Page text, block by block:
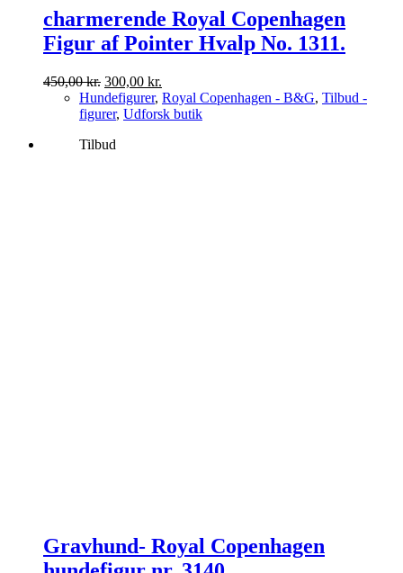
charmerende Royal Copenhagen
Figur af Pointer Hvalp No. 1311.
450,00kr. Den
oprindelige
pris
450,00 kr..
300,00 kr.
aktuelle
pris
Hundefigurer, Royal Copenhagen - B&G, Tilbud -
figurer, Udforsk butik
Tilbud
Gravhund- Royal Copenhagen